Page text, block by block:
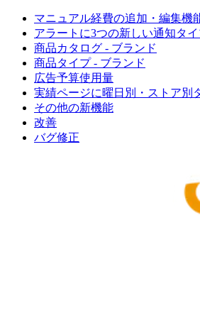
マニュアル経費の追加・編集機
アラートに3つの新しい通知タ
商品カタログ - ブランド
商品タイプ - ブランド
広告予算使用量
実績ページに曜日別・ストア別
その他の新機能
改善
バグ修正